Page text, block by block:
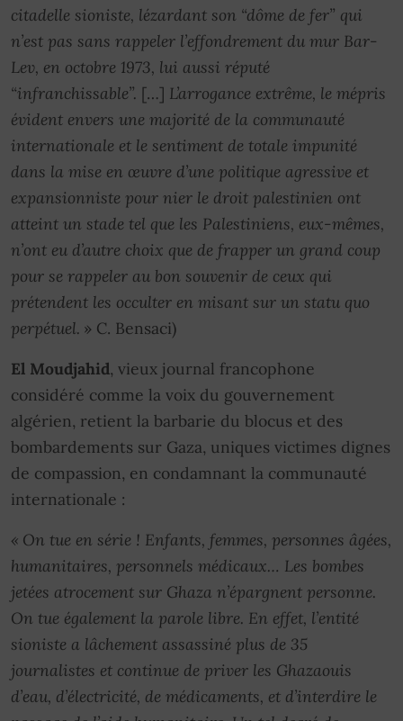
citadelle sioniste, lézardant son “dôme de fer” qui
n’est pas sans rappeler l’effondrement du mur Bar-
Lev, en octobre 1973, lui aussi réputé
“infranchissable”. […] L’arrogance extrême, le mépris
évident envers une majorité de la communauté
internationale et le sentiment de totale impunité
dans la mise en œuvre d’une politique agressive et
expansionniste pour nier le droit palestinien ont
atteint un stade tel que les Palestiniens, eux-mêmes,
n’ont eu d’autre choix que de frapper un grand coup
pour se rappeler au bon souvenir de ceux qui
prétendent les occulter en misant sur un statu quo
perpétuel. » C. Bensaci)
El Moudjahid, vieux journal francophone
considéré comme la voix du gouvernement
algérien, retient la barbarie du blocus et des
bombardements sur Gaza, uniques victimes dignes
de compassion, en condamnant la communauté
internationale :
« On tue en série ! Enfants, femmes, personnes âgées,
humanitaires, personnels médicaux… Les bombes
jetées atrocement sur Ghaza n’épargnent personne.
On tue également la parole libre. En effet, l’entité
sioniste a lâchement assassiné plus de 35
journalistes et continue de priver les Ghazaouis
d’eau, d’électricité, de médicaments, et d’interdire le